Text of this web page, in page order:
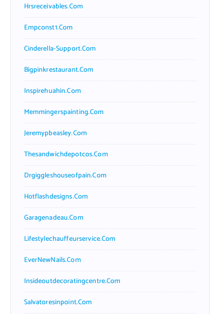
Hrsreceivables.com
Empconst1.com
Cinderella-Support.com
Bigpinkrestaurant.com
Inspirehuahin.com
Memmingerspainting.com
Jeremypbeasley.com
Thesandwichdepotcos.com
Drgiggleshouseofpain.com
Hotflashdesigns.com
Garagenadeau.com
Lifestylechauffeurservice.com
EverNewNails.com
Insideoutdecoratingcentre.com
Salvatoresinpoint.com